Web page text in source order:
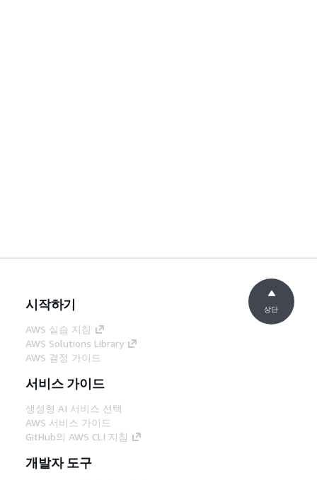
시작하기
AWS 실습 지침
AWS Solutions Library
AWS 결정 가이드
서비스 가이드
생성형 AI 서비스 선택
AWS 서비스 가이드
GitHub의 AWS CLI 지침
개발자 도구
상단